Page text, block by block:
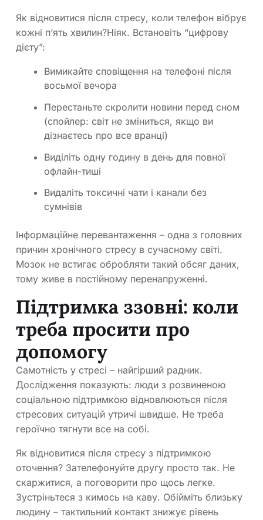
Як відновитися після стресу, коли телефон вібрує
кожні п’ять хвилин?Ніяк. Встановіть “цифрову
дієту”:
Вимикайте сповіщення на телефоні після
восьмої вечора
Перестаньте скролити новини перед сном
(спойлер: світ не зміниться, якщо ви
дізнаєтесь про все вранці)
Виділіть одну годину в день для повної
офлайн-тиші
Видаліть токсичні чати і канали без
сумнівів
Інформаційне перевантаження – одна з головних
причин хронічного стресу в сучасному світі.
Мозок не встигає обробляти такий обсяг даних,
тому живе в постійному перенапруженні.
Підтримка ззовні: коли
треба просити про
допомогу
Самотність у стресі – найгірший радник.
Дослідження показують: люди з розвиненою
соціальною підтримкою відновлюються після
стресових ситуацій утричі швидше. Не треба
героїчно тягнути все на собі.
Як відновитися після стресу з підтримкою
оточення? Зателефонуйте другу просто так. Не
скаржитися, а поговорити про щось легке.
Зустріньтеся з кимось на каву. Обійміть близьку
людину – тактильний контакт знижує рівень